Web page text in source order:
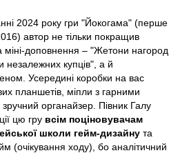
2024 року гри "Йокогама" (перше
автор не тільки покращив
міні-доповнення – "Жетони нагород
купців", а й
Усередині коробки на вас
планшетів, міпли з гарними
органайзер. Півник Галу
цю гру всім поціновувачам
школи гейм-дизайну та
(очікування ходу), бо аналітичний